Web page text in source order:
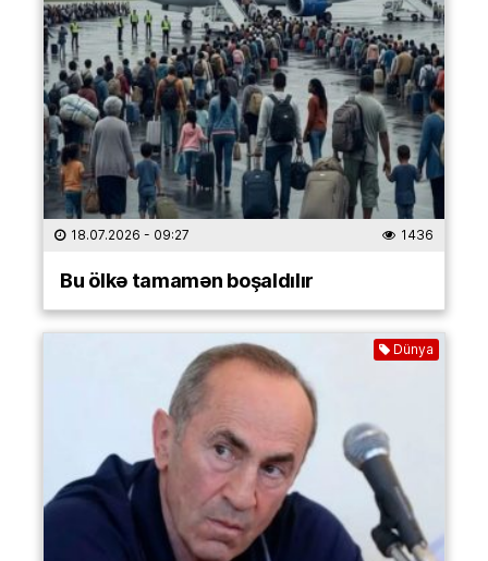
18.07.2026 - 09:27 1436
Bu ölkə tamamən boşaldılır
Dünya